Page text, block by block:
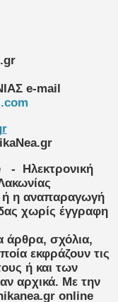
e-mail
- Ηλεκτρονική
ή η αναπαραγωγή
χωρίς έγγραφη
άρθρα, σχόλια,
εκφράζουν τις
ή και των
αρχικά. Με την
online